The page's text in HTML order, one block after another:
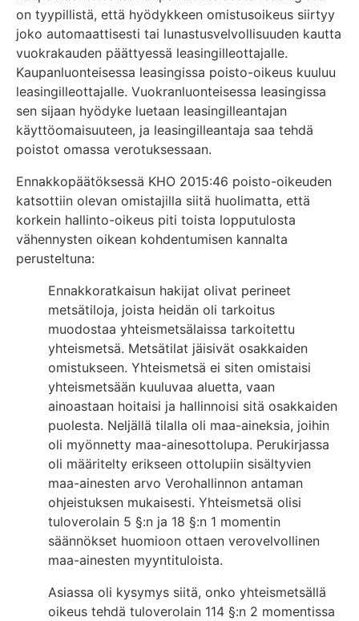
on tyypillistä, että hyödykkeen omistusoikeus siirtyy
joko automaattisesti tai lunastusvelvollisuuden kautta
vuokrakauden päättyessä leasingilleottajalle.
Kaupanluonteisessa leasingissa poisto-oikeus kuuluu
leasingilleottajalle. Vuokranluonteisessa leasingissa
sen sijaan hyödyke luetaan leasingilleantajan
käyttöomaisuuteen, ja leasingilleantaja saa tehdä
poistot omassa verotuksessaan.
Ennakkopäätöksessä KHO 2015:46 poisto-oikeuden
katsottiin olevan omistajilla siitä huolimatta, että
korkein hallinto-oikeus piti toista lopputulosta
vähennysten oikean kohdentumisen kannalta
perusteltuna:
Ennakkoratkaisun hakijat olivat perineet
metsätiloja, joista heidän oli tarkoitus
muodostaa yhteismetsälaissa tarkoitettu
yhteismetsä. Metsätilat jäisivät osakkaiden
omistukseen. Yhteismetsä ei siten omistaisi
yhteismetsään kuuluvaa aluetta, vaan
ainoastaan hoitaisi ja hallinnoisi sitä osakkaiden
puolesta. Neljällä tilalla oli maa-aineksia, joihin
oli myönnetty maa-ainesottolupa. Perukirjassa
oli määritelty erikseen ottolupiin sisältyvien
maa-ainesten arvo Verohallinnon antaman
ohjeistuksen mukaisesti. Yhteismetsä olisi
tuloverolain 5 §:n ja 18 §:n 1 momentin
säännökset huomioon ottaen verovelvollinen
maa-ainesten myyntituloista.
Asiassa oli kysymys siitä, onko yhteismetsällä
oikeus tehdä tuloverolain 114 §:n 2 momentissa